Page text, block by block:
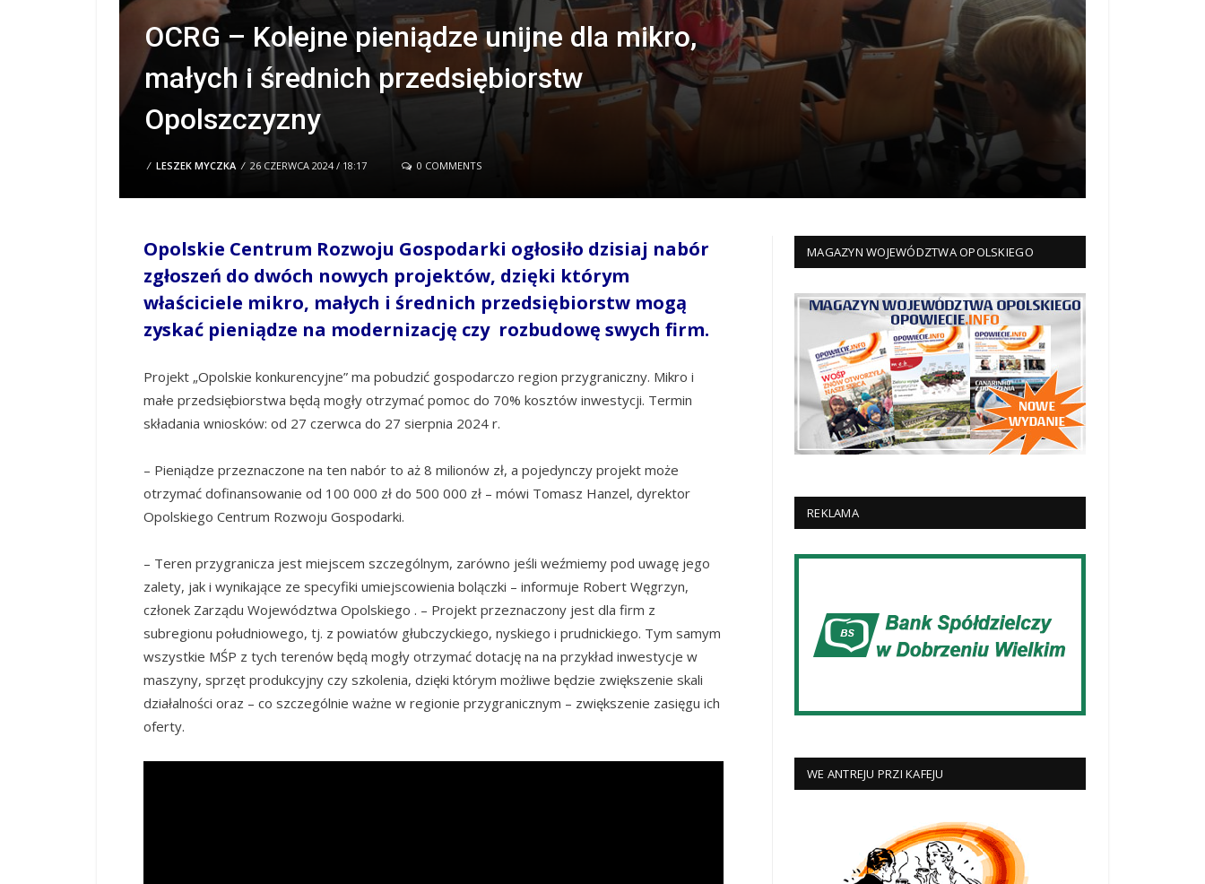
OCRG – Kolejne pieniądze unijne dla mikro,
małych i średnich przedsiębiorstw
Opolszczyzny
/ LESZEK MYCZKA / 26 CZERWCA 2024 / 18:17 0 COMMENTS
Opolskie Centrum Rozwoju Gospodarki ogłosiło dzisiaj nabór
zgłoszeń do dwóch nowych projektów, dzięki którym
właściciele mikro, małych i średnich przedsiębiorstw mogą
zyskać pieniądze na modernizację czy rozbudowę swych firm.
Projekt „Opolskie konkurencyjne” ma pobudzić gospodarczo region przygraniczny. Mikro i
małe przedsiębiorstwa będą mogły otrzymać pomoc do 70% kosztów inwestycji. Termin
składania wniosków: od 27 czerwca do 27 sierpnia 2024 r.
– Pieniądze przeznaczone na ten nabór to aż 8 milionów zł, a pojedynczy projekt może
otrzymać dofinansowanie od 100 000 zł do 500 000 zł – mówi Tomasz Hanzel, dyrektor
Opolskiego Centrum Rozwoju Gospodarki.
– Teren przygranicza jest miejscem szczególnym, zarówno jeśli weźmiemy pod uwagę jego
zalety, jak i wynikające ze specyfiki umiejscowienia bolączki – informuje Robert Węgrzyn,
członek Zarządu Województwa Opolskiego . – Projekt przeznaczony jest dla firm z
subregionu południowego, tj. z powiatów głubczyckiego, nyskiego i prudnickiego. Tym samym
wszystkie MŚP z tych terenów będą mogły otrzymać dotację na na przykład inwestycje w
maszyny, sprzęt produkcyjny czy szkolenia, dzięki którym możliwe będzie zwiększenie skali
działalności oraz – co szczególnie ważne w regionie przygranicznym – zwiększenie zasięgu ich
oferty.
MAGAZYN WOJEWÓDZTWA OPOLSKIEGO
REKLAMA
WE ANTREJU PRZI KAFEJU